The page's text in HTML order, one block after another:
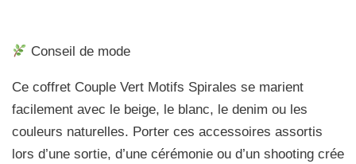
Conseil de mode
Ce coffret Couple Vert Motifs Spirales se marient
facilement avec le beige, le blanc, le denim ou les
couleurs naturelles. Porter ces accessoires assortis
lors d’une sortie, d’une cérémonie ou d’un shooting crée